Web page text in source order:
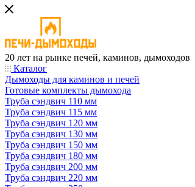
20 лет на рынке печей, каминов, дымоходов
Каталог
Дымоходы для каминов и печей
Готовые комплекты дымохода
Труба сэндвич 110 мм
Труба сэндвич 115 мм
Труба сэндвич 120 мм
Труба сэндвич 130 мм
Труба сэндвич 150 мм
Труба сэндвич 180 мм
Труба сэндвич 200 мм
Труба сэндвич 220 мм